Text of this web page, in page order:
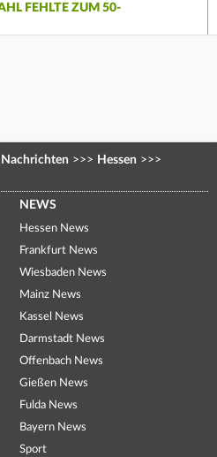
FEHLTE ZUM 50-
Nachrichten >>> Hessen >>>
NEWS
Hessen News
Frankfurt News
Wiesbaden News
Mainz News
Kassel News
Darmstadt News
Offenbach News
Gießen News
Fulda News
Bayern News
Sport